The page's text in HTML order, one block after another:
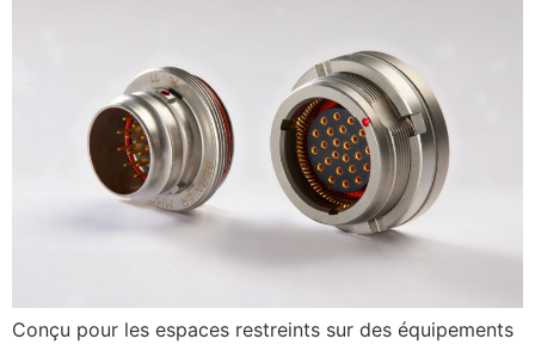
Conçu pour les espaces restreints sur des équipements